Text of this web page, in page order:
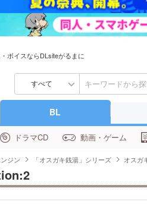
ボイスならDLsiteがるまに
すべて
BL
ドラマCD 動画・ゲーム
ジン 「オスガキ銭湯」シリーズ オスガ